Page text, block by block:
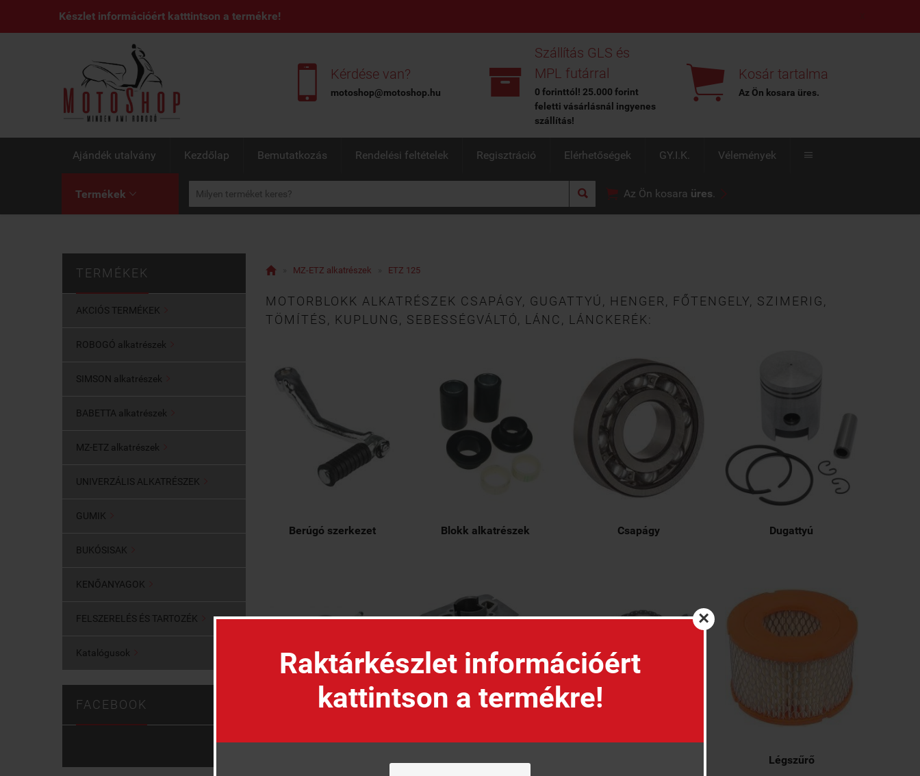
Raktárkészlet információért
kattintson a termékre!
×
Készlet információért katttintson a termékre!
 Kérdése van?
motoshop@motoshop.hu 
Szállítás GLS és
MPL futárral
0 forinttól! 25.000 forint
feletti vásárlásnál ingyenes
szállítás!
 Kosár tartalma
Az Ön kosara üres.
Ajándék utalvány Kezdőlap Bemutatkozás Rendelési feltételek Regisztráció Elérhetőségek GY.I.K. Vélemények 
Termékek    Az Ön kosara üres. 
TERMÉKEK
AKCIÓS TERMÉKEK
ROBOGÓ alkatrészek
SIMSON alkatrészek
BABETTA alkatrészek
MZ-ETZ alkatrészek
UNIVERZÁLIS ALKATRÉSZEK
GUMIK
BUKÓSISAK
KENŐANYAGOK
FELSZERELÉS ÉS TARTOZÉK
Katalógusok
FACEBOOK
 MZ-ETZ alkatrészek ETZ 125
MOTORBLOKK ALKATRÉSZEK CSAPÁGY, GUGATTYÚ, HENGER, FŐTENGELY, SZIMERIG,
TÖMÍTÉS, KUPLUNG, SEBESSÉGVÁLTÓ, LÁNC, LÁNCKERÉK:
Berúgó szerkezet Blokk alkatrészek Csapágy Dugattyú
Henger Légszűrő